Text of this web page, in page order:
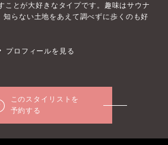
ことが大好きなタイプです。趣味はサウナ
知らない土地をあえて調べずに歩くのも好
プロフィールを見る
このスタイリストを
予約する